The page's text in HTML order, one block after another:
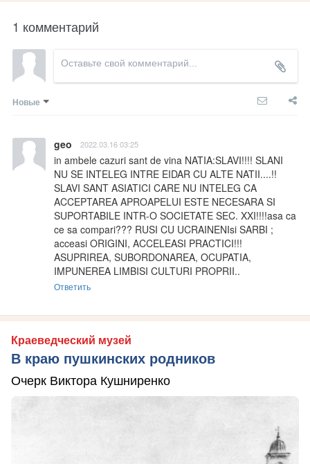
1 комментарий
Новые
geo 2022.03.16 03:25
in ambele cazuri sant de vina NATIA:SLAVI!!!! SLANI
NU SE INTELEG INTRE EIDAR CU ALTE NATII....!!
SLAVI SANT ASIATICI CARE NU INTELEG CA
ACCEPTAREA APROAPELUI ESTE NECESARA SI
SUPORTABILE INTR-O SOCIETATE SEC. XXI!!!!asa ca
ce sa compari??? RUSI CU UCRAINENIsi SARBI ;
acceasi ORIGINI, ACCELEASI PRACTICI!!!
ASUPRIREA, SUBORDONAREA, OCUPATIA,
IMPUNEREA LIMBISI CULTURI PROPRII..
Ответить
Краеведческий музей
В краю пушкинских родников
Очерк Виктора Кушниренко